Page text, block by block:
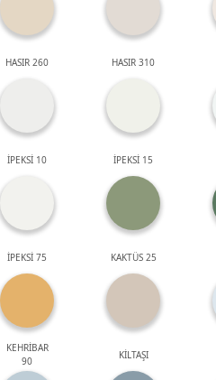
HASIR 260 HASIR 310
İPEKSİ 10 İPEKSİ 15
İPEKSİ 75 KAKTÜS 25
KEHRİBAR
90
KİLTAŞI